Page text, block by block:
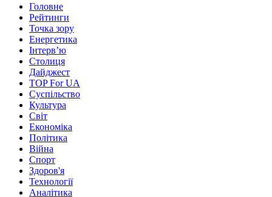
Головне
Рейтинги
Точка зору
Енергетика
Інтерв’ю
Столиця
Дайджест
TOP For UA
Суспiльство
Культура
Світ
Економіка
Політика
Війна
Спорт
Здоров'я
Технології
Аналітика